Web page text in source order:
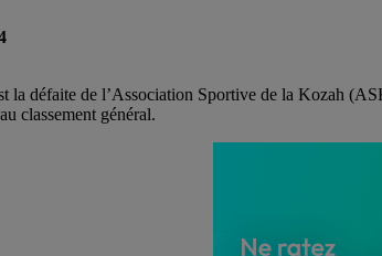
la défaite de l’Association Sportive de la Kozah
classement général.